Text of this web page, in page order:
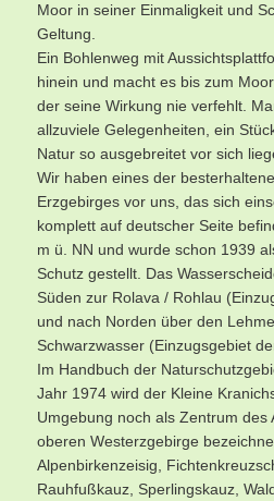
Moor in seiner Einmaligkeit und
Geltung.
Ein Bohlenweg mit
hinein und macht es bis zum
der seine Wirkung nie verfehlt.
allzuviele Gelegenheiten, ein
Natur so ausgebreitet vor sich
Wir haben eines der
Erzgebirges vor uns, das sich
komplett auf deutscher Seite
m ü. NN und wurde schon 1939
Schutz gestellt. Das
Süden zur Rolava / Rohlau
und nach Norden über den
Schwarzwasser (Einzugsgebiet
Im Handbuch der
Jahr 1974 wird der Kleine
Umgebung noch als Zentrum des
oberen Westerzgebirge
Alpenbirkenzeisig,
Rauhfußkauz, Sperlingskauz,